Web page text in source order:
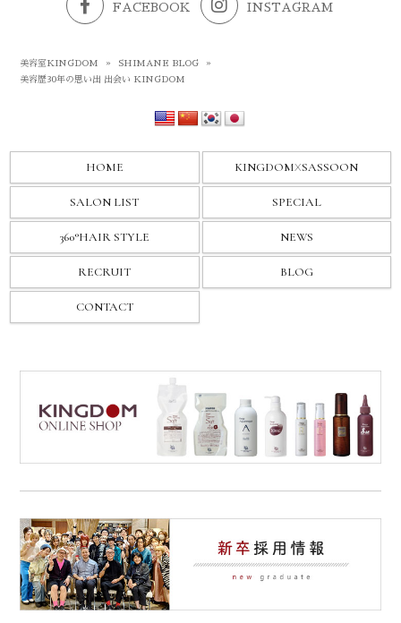
FACEBOOK INSTAGRAM
美容室KINGDOM » SHIMANE BLOG
»
美容歴30年の思い出 出会い KINGDOM
HOME KINGDOMXSASSOON
SALON LIST SPECIAL
360°HAIR STYLE NEWS
RECRUIT BLOG
CONTACT